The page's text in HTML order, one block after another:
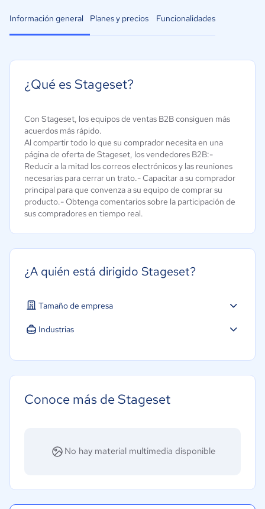
Información general Planes y precios Funcionalidades
¿Qué es Stageset?
Con Stageset, los equipos de ventas B2B consiguen más
acuerdos más rápido.
Al compartir todo lo que su comprador necesita en una
página de oferta de Stageset, los vendedores B2B:-
Reducir a la mitad los correos electrónicos y las reuniones
necesarias para cerrar un trato.- Capacitar a su comprador
principal para que convenza a su equipo de comprar su
producto.- Obtenga comentarios sobre la participación de
sus compradores en tiempo real.
¿A quién está dirigido Stageset?
Tamaño de empresa
Micro: 1 a 9 trabajadores
Industrias
Salud
Transporte y logística
Conoce más de Stageset
No hay material multimedia disponible